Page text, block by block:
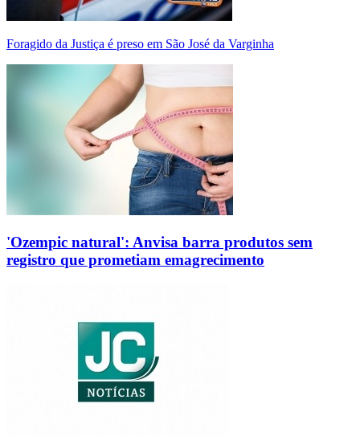
Foragido da Justiça é preso em São José da Varginha
'Ozempic natural': Anvisa barra produtos sem
registro que prometiam emagrecimento